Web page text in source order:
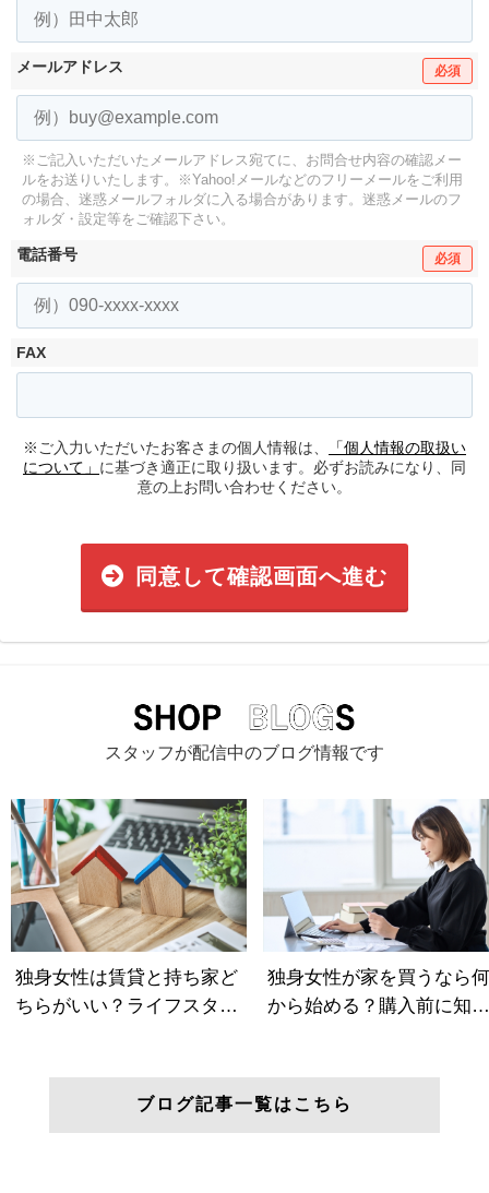
メールアドレス 必須
※ご記入いただいたメールアドレス宛てに、お問合せ内容の確認メー
ルをお送りいたします。
※Yahoo!メールなどのフリーメールをご利用
の場合、迷惑メールフォルダに入る場合があります。 迷惑メールのフ
ォルダ・設定等をご確認下さい。
電話番号 必須
FAX
※ご入力いただいたお客さまの個人情報は、
「個人情報の取扱い
について」 に基づき適正に取り扱います。必ずお読みになり、同
意の上お問い合わせください。
同意して確認画面へ進む
スタッフが配信中のブログ情報です
ブログ記事一覧はこちら